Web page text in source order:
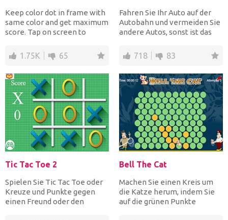
Keep color dot in frame with
same color and get maximum
score. Tap on screen to
1.75K 65
Fahren Sie Ihr Auto auf der
Autobahn und vermeiden Sie
andere Autos, sonst ist das
718 83
Tic Tac Toe 2
Spielen Sie Tic Tac Toe oder
Kreuze und Punkte gegen
einen Freund oder den
Bell The Cat
Machen Sie einen Kreis um
die Katze herum, indem Sie
auf die grünen Punkte